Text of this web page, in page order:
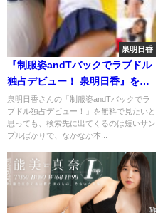
泉明日香
『制服姿andTバックでラブドル
独占デビュー！ 泉明日香』を無
料で見る方法｜イメージビデオ
を安全にフル視聴
泉明日香さんの「制服姿andTバックでラ
ブドル独占デビュー！」を無料で見たいと
思っても、検索先に出てくるのは短いサン
プルばかりで、なかなか本...